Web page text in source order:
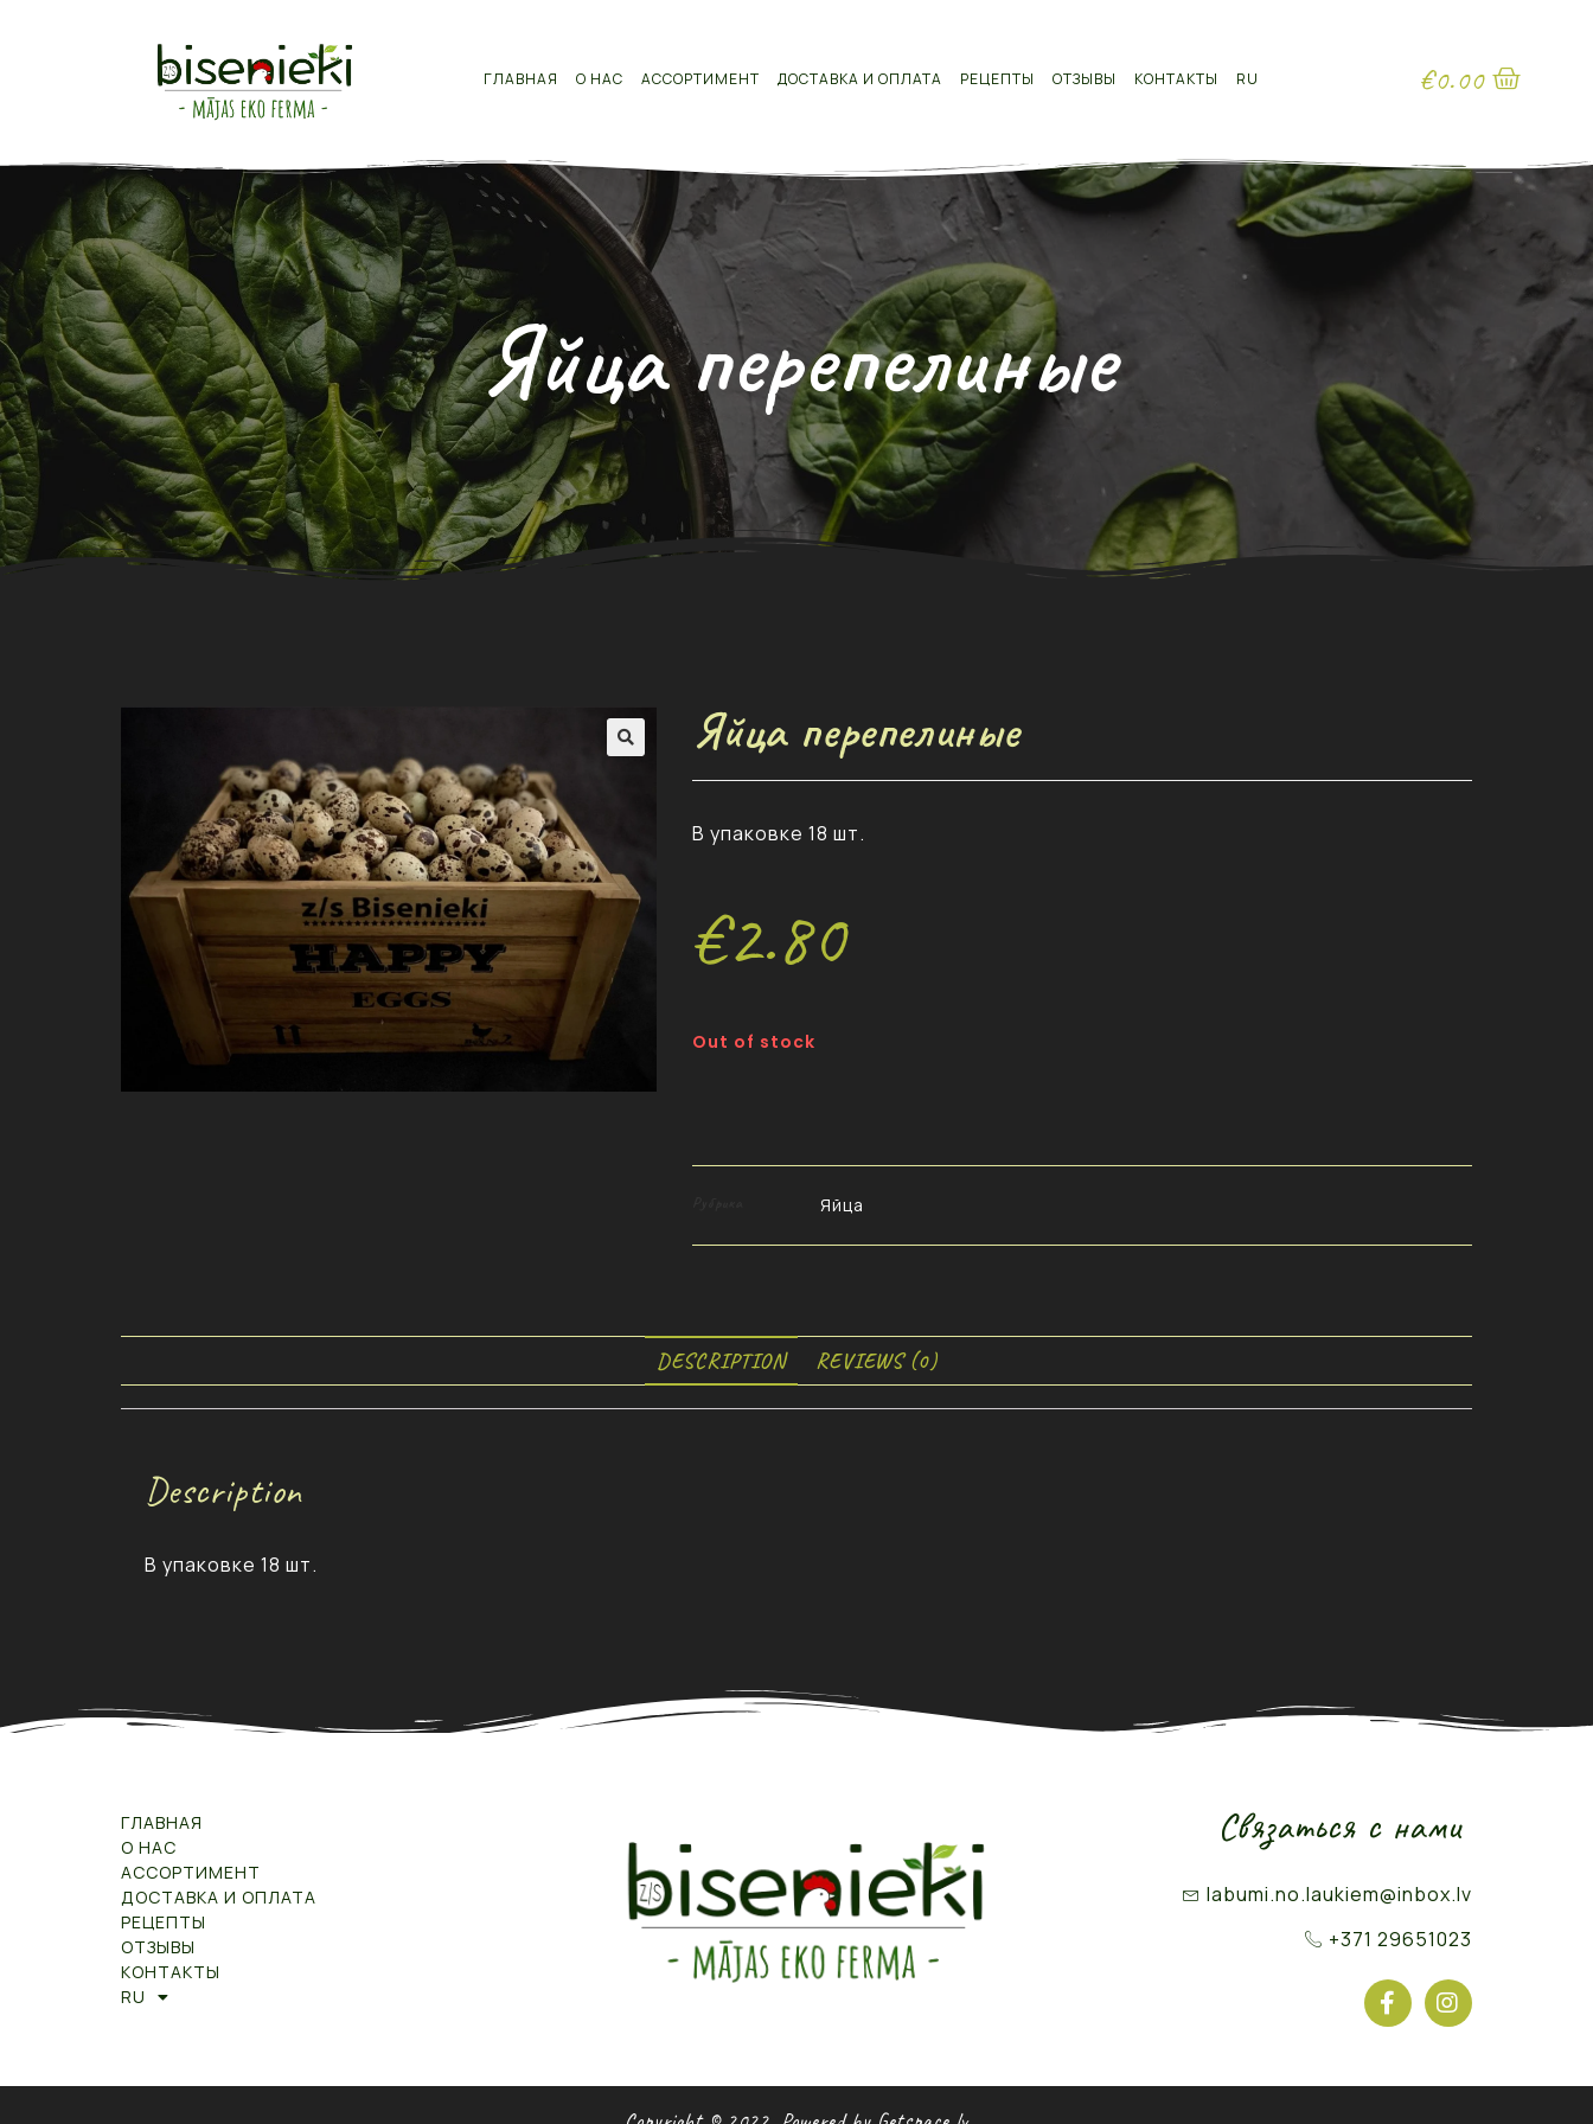
ГЛАВНАЯ О НАС АССОРТИМЕНТ ДОСТАВКА И ОПЛАТА РЕЦЕПТЫ ОТЗЫВЫ КОНТАКТЫ RU €0.00
Яйца перепелиные
Яйца перепелиные
В упаковке 18 шт.
€2.80
Out of stock
Яйца
DESCRIPTION REVIEWS (0)
Description
В упаковке 18 шт.
ГЛАВНАЯ
О НАС
АССОРТИМЕНТ
ДОСТАВКА И ОПЛАТА
РЕЦЕПТЫ
ОТЗЫВЫ
КОНТАКТЫ
RU
Связаться с нами
labumi.no.laukiem@inbox.lv
+371 29651023